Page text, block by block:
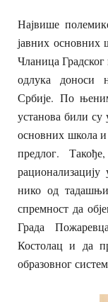
Највише
јавних основних
Чланица Градског
одлука доноси
Србије. По
установа били
основних школа и
предлог.
нико од
спремност да
Града
Костолац и да
образовног